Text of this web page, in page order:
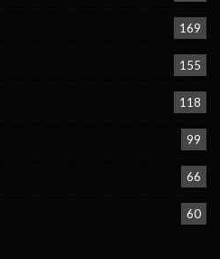
169
155
118
99
66
60